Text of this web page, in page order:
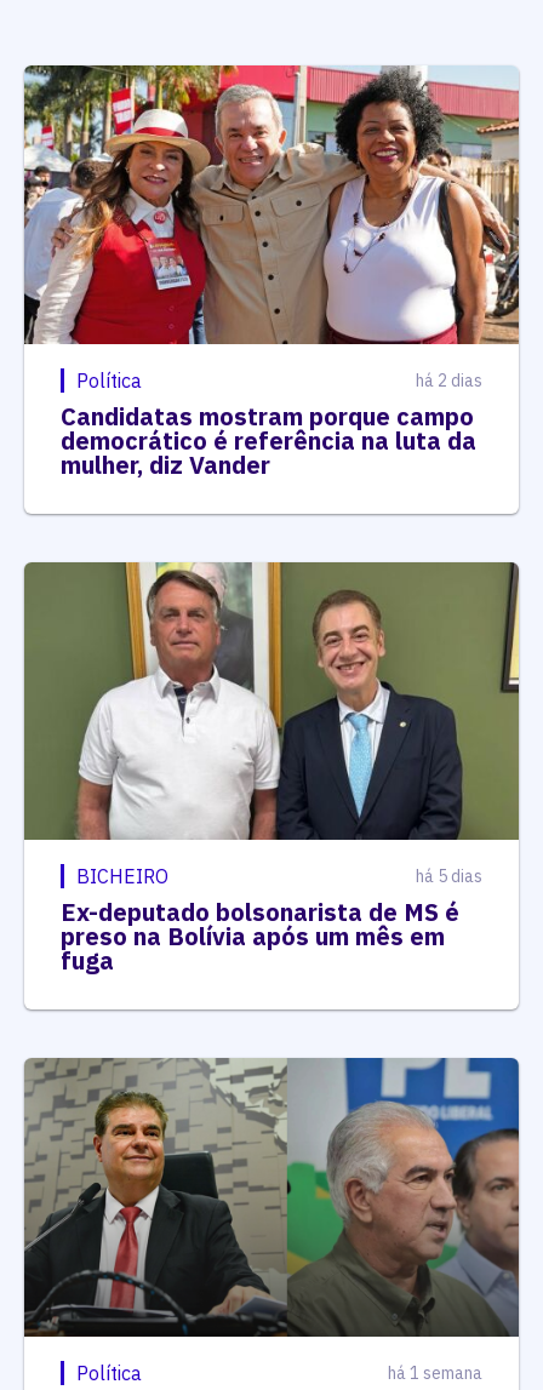
Política há 2 dias
Candidatas mostram porque campo
democrático é referência na luta da
mulher, diz Vander
BICHEIRO há 5 dias
Ex-deputado bolsonarista de MS é
preso na Bolívia após um mês em
fuga
Política há 1 semana